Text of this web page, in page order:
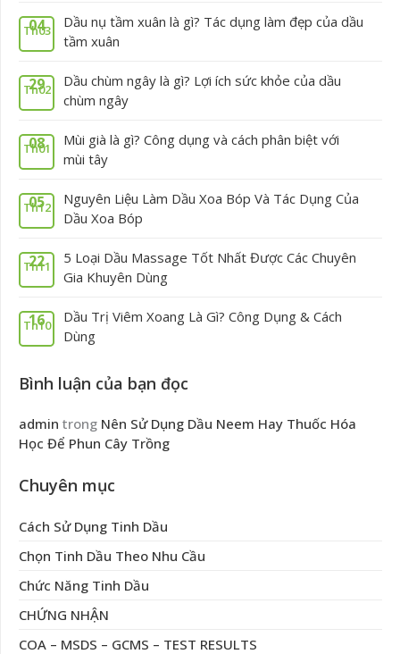
04
Th03
Dầu nụ tầm xuân là gì? Tác dụng làm đẹp của dầu
tầm xuân
29
Th02
Dầu chùm ngây là gì? Lợi ích sức khỏe của dầu
chùm ngây
08
Th01
Mùi già là gì? Công dụng và cách phân biệt với
mùi tây
05
Th12
Nguyên Liệu Làm Dầu Xoa Bóp Và Tác Dụng Của
Dầu Xoa Bóp
22
Th11
5 Loại Dầu Massage Tốt Nhất Được Các Chuyên
Gia Khuyên Dùng
16
Th10
Dầu Trị Viêm Xoang Là Gì? Công Dụng & Cách
Dùng
Bình luận của bạn đọc
admin trong Nên Sử Dụng Dầu Neem Hay Thuốc Hóa
Học Để Phun Cây Trồng
Chuyên mục
Cách Sử Dụng Tinh Dầu
Chọn Tinh Dầu Theo Nhu Cầu
Chức Năng Tinh Dầu
CHỨNG NHẬN
COA – MSDS – GCMS – TEST RESULTS